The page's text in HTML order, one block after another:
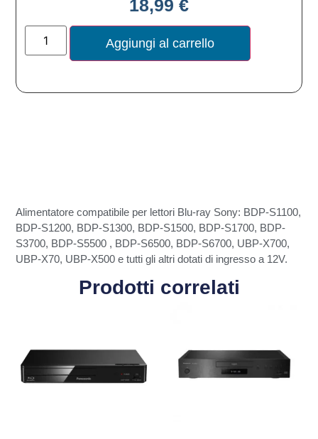
Aggiungi al carrello
18,99 €
Alimentatore compatibile per lettori Blu-ray Sony: BDP-S1100,
BDP-S1200, BDP-S1300, BDP-S1500, BDP-S1700, BDP-
S3700, BDP-S5500 , BDP-S6500, BDP-S6700, UBP-X700,
UBP-X70, UBP-X500 e tutti gli altri dotati di ingresso a 12V.
Prodotti correlati